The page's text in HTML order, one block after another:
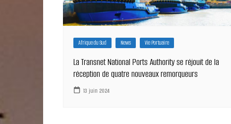
Afrique du Sud News Vie Portuaire
La Transnet National Ports Authority se réjouit de la
réception de quatre nouveaux remorqueurs
13 juin 2024